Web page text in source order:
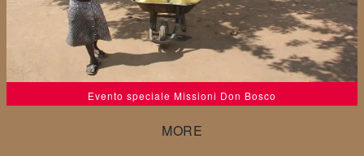
Evento speciale Missioni Don Bosco